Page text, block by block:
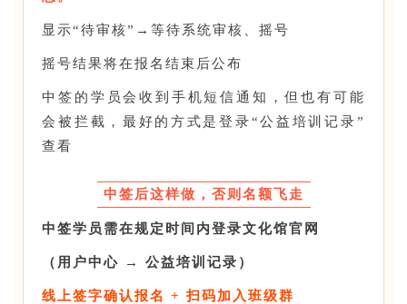
显示“待审核”→等待系统审核、摇号
摇号结果将在报名结束后公布
中签的学员会收到手机短信通知，但也有可能
会被拦截，最好的方式是登录“公益培训记录”
查看
中签后这样做，否则名额飞走
中签学员需在规定时间内登录文化馆官网
（用户中心 → 公益培训记录）
线上签字确认报名 + 扫码加入班级群